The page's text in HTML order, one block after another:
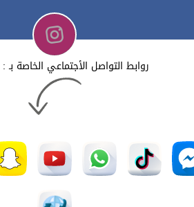
روابط التواصل الأجتماعي الخاصة